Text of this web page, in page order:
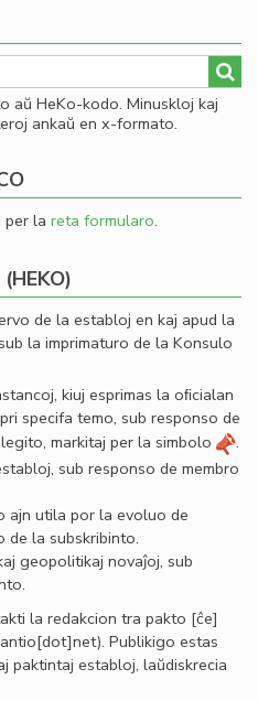
aŭ HeKo-kodo. Minuskloj kaj
ankaŭ en x-formato.
per la reta formularo.
de la establoj en kaj apud la
la imprimaturo de la Konsulo
kiuj esprimas la oﬁcialan
specifa temo, sub responso de
markitaj per la simbolo
.
sub responso de membro
ajn utila por la evoluo de
de la subskribinto.
geopolitikaj novaĵoj, sub
la redakcion tra pakto [ĉe]
. Publikigo estas
paktintaj establoj, laŭdiskrecia